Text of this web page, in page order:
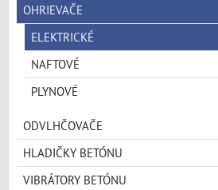
OHRIEVAČE
ELEKTRICKÉ
NAFTOVÉ
PLYNOVÉ
ODVLHČOVAČE
HLADIČKY BETÓNU
VIBRÁTORY BETÓNU